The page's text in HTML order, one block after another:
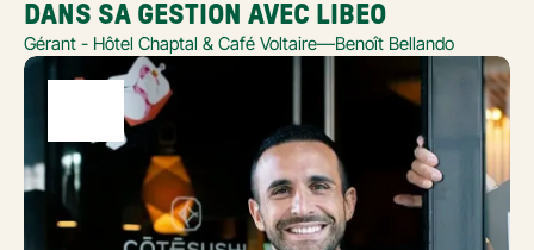
DANS SA GESTION AVEC LIBEO
Gérant - Hôtel Chaptal & Café Voltaire—Benoît Bellando